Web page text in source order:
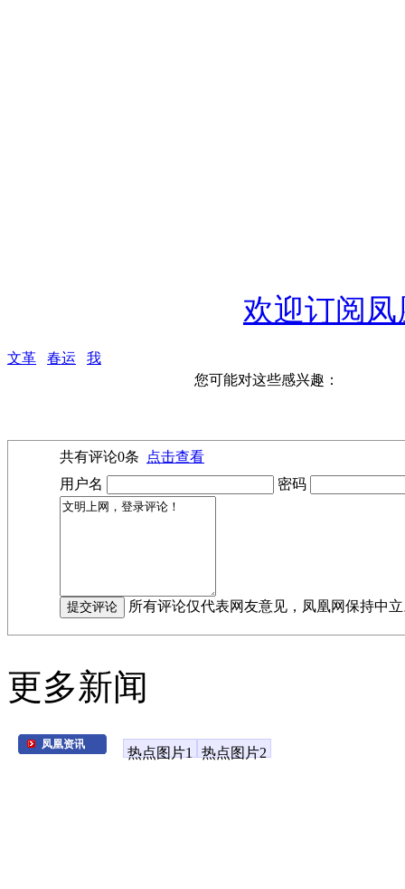
欢迎订阅
文革 春运
我
您可能对这些感兴趣：
共有评论0条
点击查看
用户名
密码
所有评论仅代表网友意见，凤凰网保持中
更多新闻
凤凰资讯
热点图片1 热点图片2